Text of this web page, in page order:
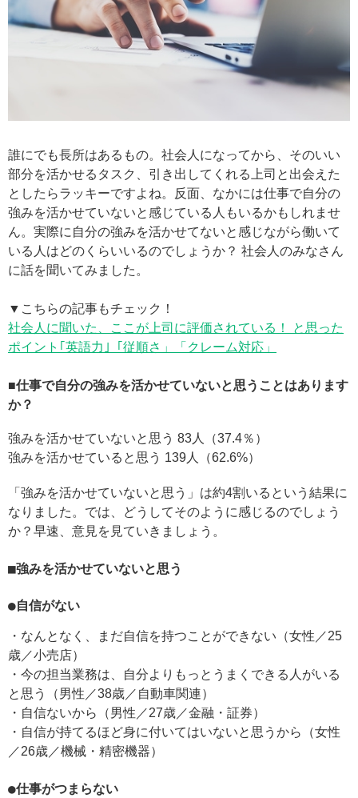
誰にでも長所はあるもの。社会人になってから、そのいい
部分を活かせるタスク、引き出してくれる上司と出会えた
としたらラッキーですよね。反面、なかには仕事で自分の
強みを活かせていないと感じている人もいるかもしれませ
ん。実際に自分の強みを活かせてないと感じながら働いて
いる人はどのくらいいるのでしょうか？ 社会人のみなさん
に話を聞いてみました。
▼こちらの記事もチェック！
社会人に聞いた、ここが上司に評価されている！ と思った
ポイント｢英語力｣「従順さ」「クレーム対応」
■仕事で自分の強みを活かせていないと思うことはあります
か？
強みを活かせていないと思う 83人（37.4％）
強みを活かせていると思う 139人（62.6%）
「強みを活かせていないと思う」は約4割いるという結果に
なりました。では、どうしてそのように感じるのでしょう
か？早速、意見を見ていきましょう。
■強みを活かせていないと思う
●自信がない
・なんとなく、まだ自信を持つことができない（女性／25
歳／小売店）
・今の担当業務は、自分よりもっとうまくできる人がいる
と思う（男性／38歳／自動車関連）
・自信ないから（男性／27歳／金融・証券）
・自信が持てるほど身に付いてはいないと思うから（女性
／26歳／機械・精密機器）
●仕事がつまらない